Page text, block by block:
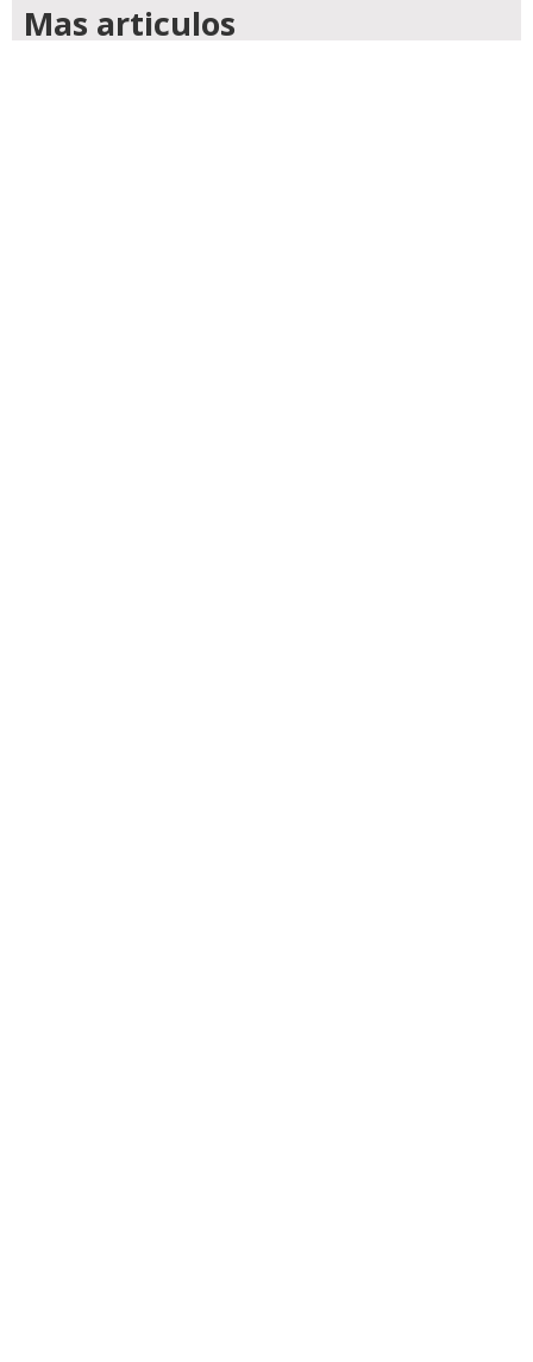
Mas articulos